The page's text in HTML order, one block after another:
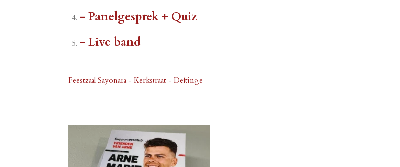
- Panelgesprek + Quiz
- Live band
Feestzaal Sayonara - Kerkstraat - Deftinge